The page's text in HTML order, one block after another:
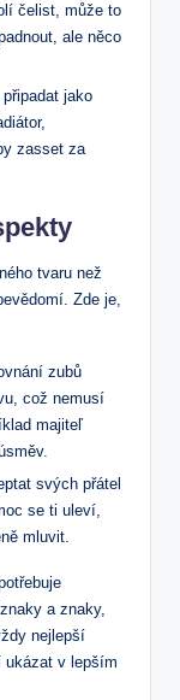
čelist, může to
ale něco
jako
zasset za
tvaru než
Zde je,
zubů
což nemusí
majiteľ
svých přátel
se ti uleví,
mluvit.
a znaky,
nejlepší
v lepším